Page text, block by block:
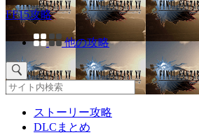
FF15攻略
他の攻略
ストーリー攻略
DLCまとめ